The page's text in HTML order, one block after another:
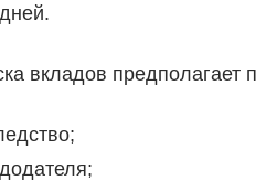
вкладов